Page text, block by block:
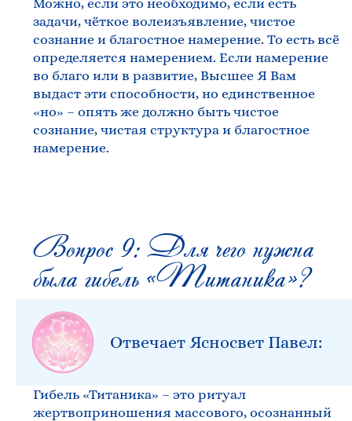
Можно, если это необходимо, если есть
задачи, чёткое волеизъявление, чистое
сознание и благостное намерение. То есть всё
определяется намерением. Если намерение
во благо или в развитие, Высшее Я Вам
выдаст эти способности, но единственное
«но» – опять же должно быть чистое
сознание, чистая структура и благостное
намерение.
Вопрос 9: Для чего нужна
была гибель «Титаника»?
Отвечает Ясносвет Павел:
Гибель «Титаника» – это ритуал
жертвоприношения массового, осознанный